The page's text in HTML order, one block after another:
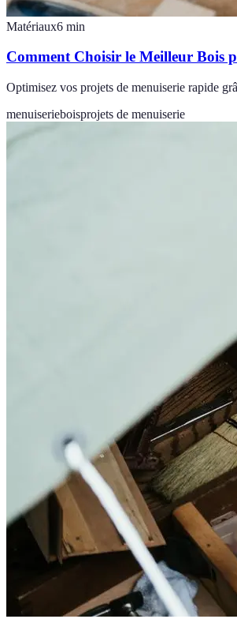
Matériaux6 min
Comment Choisir le Meilleur Bois
Optimisez vos projets de menuiserie rapide
menuiserieboisprojets de menuiserie